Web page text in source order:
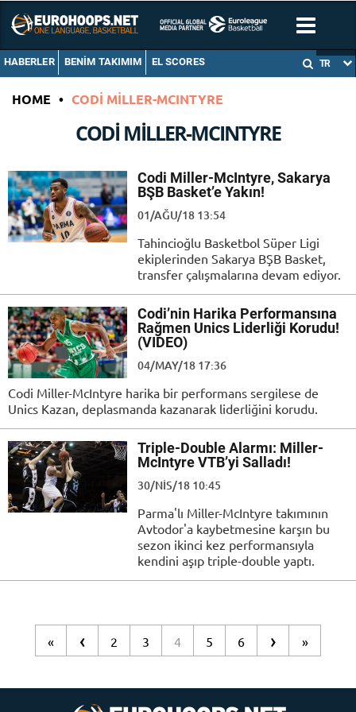
HABERLER BENIM TAKIMIM EL SCORES TR
HOME • CODI MILLER-MCINTYRE
CODI MILLER-MCINTYRE
Codi Miller-McIntyre, Sakarya
BŞB Basket’e Yakın!
01/AĞU/18 13:54
Tahincioğlu Basketbol Süper Ligi
ekiplerinden Sakarya BŞB Basket,
transfer çalışmalarına devam ediyor.
Codi’nin Harika Performansına
Rağmen Unics Liderliği Korudu!
(VIDEO)
04/MAY/18 17:36
Codi Miller-McIntyre harika bir performans sergilese de
Unics Kazan, deplasmanda kazanarak liderliğini korudu.
Triple-Double Alarmı: Miller-
McIntyre VTB’yi Salladı!
30/NIS/18 10:45
Parma'lı Miller-McIntyre takımının
Avtodor'a kaybetmesine karşın bu
sezon ikinci kez performansıyla
kendini aşıp triple-double yaptı.
« ‹ 2 3 4 5 6 › »